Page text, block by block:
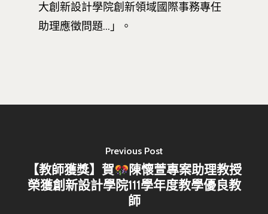
大創新設計學院創新領域國際事務專任
助理應徵問題…」。
Previous Post
【教師獲獎】賀
陳懷萱專案助理教授
榮獲創新設計學院111學年度教學優良教
師